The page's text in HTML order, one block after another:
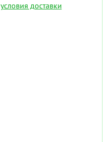
условия доставки